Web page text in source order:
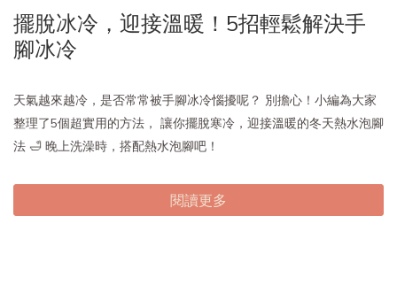
擺脫冰冷，迎接溫暖！5招輕鬆解決手
腳冰冷
天氣越來越冷，是否常常被手腳冰冷惱擾呢？ 別擔心！小編為大家
整理了5個超實用的方法， 讓你擺脫寒冷，迎接溫暖的冬天熱水泡腳
法 🛁 晚上洗澡時，搭配熱水泡腳吧！
閱讀更多